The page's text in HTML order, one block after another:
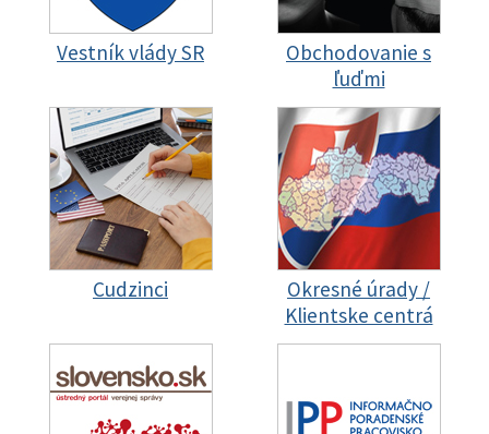
Vestník vlády SR
Obchodovanie s
ľuďmi
Cudzinci
Okresné úrady /
Klientske centrá